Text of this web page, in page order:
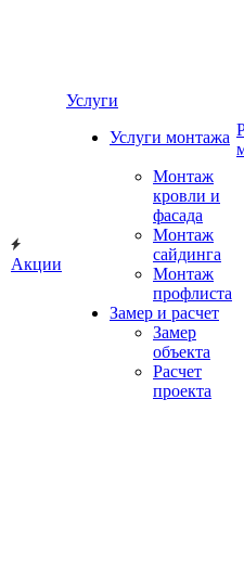
Акции
Услуги
Услуги монтажа
Монтаж
кровли и
фасада
Монтаж
сайдинга
Монтаж
профлиста
Замер и расчет
Замер
объекта
Расчет
проекта